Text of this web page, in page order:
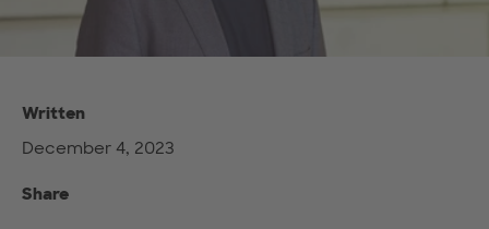
Written
December 4, 2023
Share